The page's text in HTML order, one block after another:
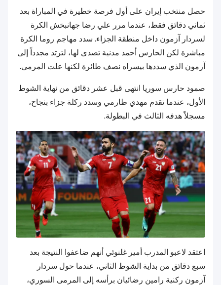
حصل منتخب إيران على أول فرصة خطيرة في المباراة بعد
ثماني دقائق فقط، عندما مرر علي رضا جهانبخش الكرة
لسردار آزمون داخل منطقة الجزاء. سدد مهاجم روما الكرة
مباشرة لكن الحارس أحمد مدنية تصدى لها، لترتد مجدداً إلى
آزمون الذي سددها بيسراه نصف طائرة لكنها علت المرمى.
صمود حارس سوريا انتهى قبل عشر دقائق من نهاية الشوط
الأول، عندما تقدم مهدي طارمي وسدد ركلة جزاء بنجاح،
مسجلاً هدفه الثالث في البطولة.
اعتقد لاعبو المدرب أمير غلنوئي أنهم ضاعفوا النتيجة بعد
سبع دقائق من بداية الشوط الثاني، عندما حول سردار
آزمون ركنية رامين رضائيان برأسه إلى المرمى السوري،